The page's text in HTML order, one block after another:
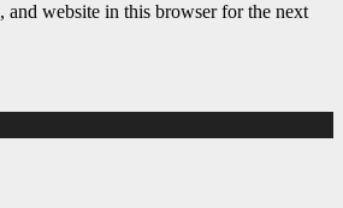
and website in this browser for the next